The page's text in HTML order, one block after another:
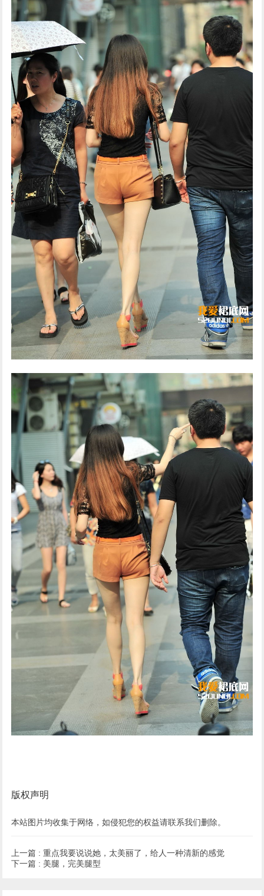
版权声明
本站图片均收集于网络，如侵犯您的权益请联系我们删除。
上一篇 : 重点我要说说她，太美丽了，给人一种清新的感觉
下一篇 : 美腿，完美腿型